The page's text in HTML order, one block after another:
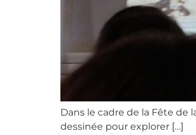
Dans le cadre de la Fête de
dessinée pour explorer […]